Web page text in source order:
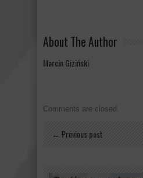
About The Author
Marcin Giziński
Comments are closed.
← Previous post